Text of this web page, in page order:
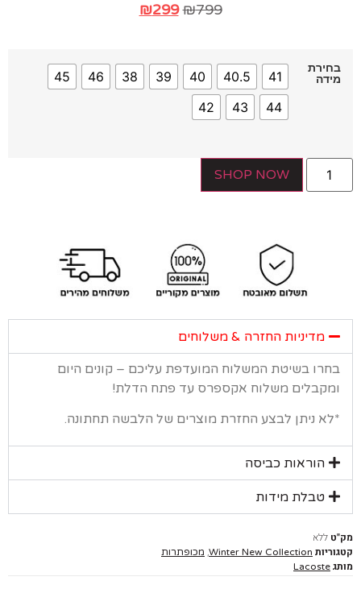
₪
₪299
41
40.5
40
39
38
46
45
43
42
SHOP NOW
מדיניות החזרה & משלוחים
בשיטת המשלוח המועדפת עליכם – קונים היום
משלוח אקספרס עד פתח הדלת!
ניתן לבצע החזרת מוצרים של הלבשה תחתונה.
הוראות כביסה
טבלת מידות
ללא
Winter New Collection
,מכופתרות
Lacoste